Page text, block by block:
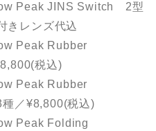
Peak JINS Switch 2型
レンズ代込
Rubber
税込)
Rubber
／¥8,800(税込)
Folding